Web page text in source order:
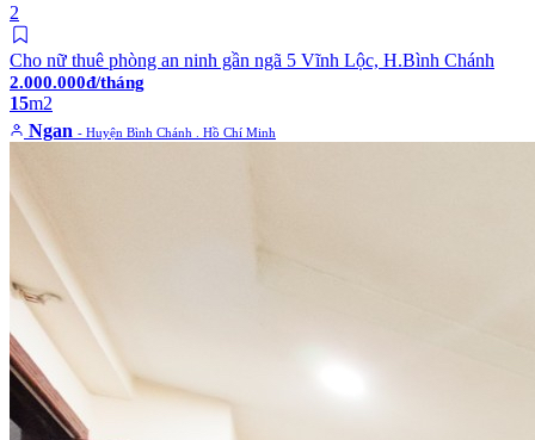
2
Cho nữ thuê phòng an ninh gần ngã 5 Vĩnh Lộc, H.Bình Chánh
2.000.000đ/tháng
15m2
Ngan - Huyện Bình Chánh . Hồ Chí Minh